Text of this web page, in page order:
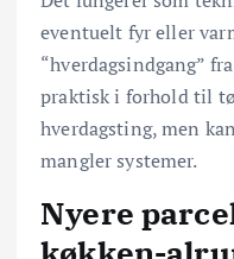
eventuelt fyr eller
“hverdagsindgang”
praktisk i forhold til
hverdagsting, men
mangler systemer.
Nyere